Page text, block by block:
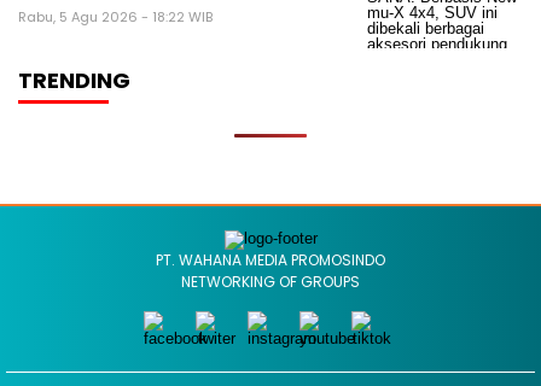
Rabu, 5 Agu 2026 - 18:22 WIB
TRENDING
PT. WAHANA MEDIA PROMOSINDO
NETWORKING OF GROUPS